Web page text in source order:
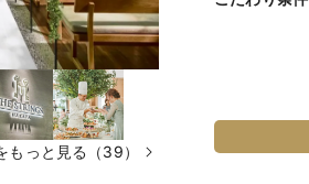
もっと見る（39）